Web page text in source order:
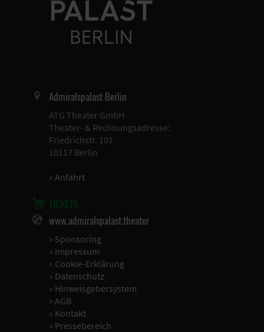
Admiralspalast Berlin
ATG Theater GmbH
Theater- & Rechnungsadresse:
Friedrichstr. 101
10117 Berlin
» Anfahrt
TICKETS
www.admiralspalast.theater
» Sponsoring
» Impressum
» Cookie-Erklärung
» Datenschutz
» Hinweisgebersystem
» AGB
» Kontakt
» Pressebereich